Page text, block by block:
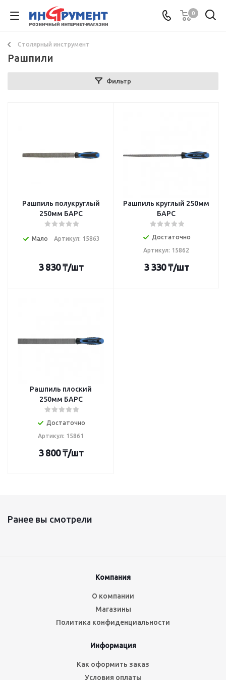
0
Столярный инструмент
Рашпили
Фильтр
Рашпиль полукруглый
250мм БАРС
Мало Артикул: 15863
3 830₸/шт
Рашпиль круглый 250мм
БАРС
Достаточно
Артикул: 15862
3 330₸/шт
Рашпиль плоский
250мм БАРС
Достаточно
Артикул: 15861
3 800₸/шт
Ранее вы смотрели
Компания
О компании
Магазины
Политика конфиденциальности
Информация
Как оформить заказ
Условия оплаты